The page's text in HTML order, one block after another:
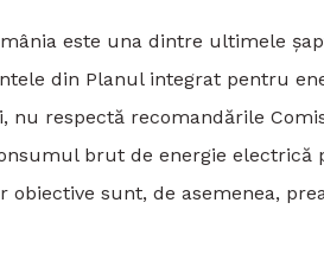
este una dintre ultimele
din Planul integrat pentru
nu respectă recomandările
brut de energie electrică
sunt, de asemenea,